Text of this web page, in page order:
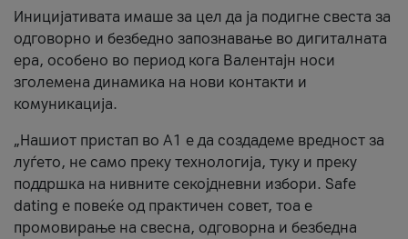
Иницијативата имаше за цел да ја подигне свеста за
одговорно и безбедно запознавање во дигиталната
ера, особено во период кога Валентајн носи
зголемена динамика на нови контакти и
комуникација.
„Нашиот пристап во А1 е да создадеме вредност за
луѓето, не само преку технологија, туку и преку
поддршка на нивните секојдневни избори. Safe
dating е повеќе од практичен совет, тоа е
промовирање на свесна, одговорна и безбедна